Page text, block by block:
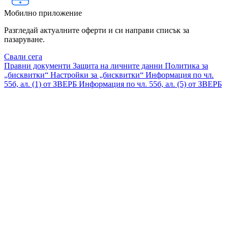
Мобилно приложение
Разгледай актуалните оферти и си направи списък за
пазаруване.
Свали сега
Правни документи Защита на личните данни Политика за
„бисквитки“ Настройки за „бисквитки“ Информация по чл.
55б, ал. (1) от ЗВЕРБ Информация по чл. 55б, ал. (5) от ЗВЕРБ